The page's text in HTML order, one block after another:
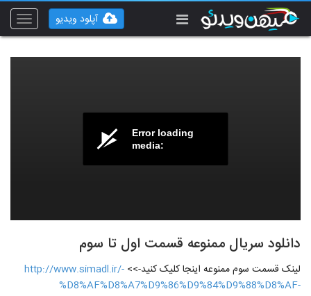
Toggle
آپلود ویدیو
Error loading
media:
دانلود سریال ممنوعه قسمت اول تا سوم
لینک قسمت سوم ممنوعه اینجا کلیک کنید->> http://www.simadl.ir/-
%D8%AF%D8%A7%D9%86%D9%84%D9%88%D8%AF-